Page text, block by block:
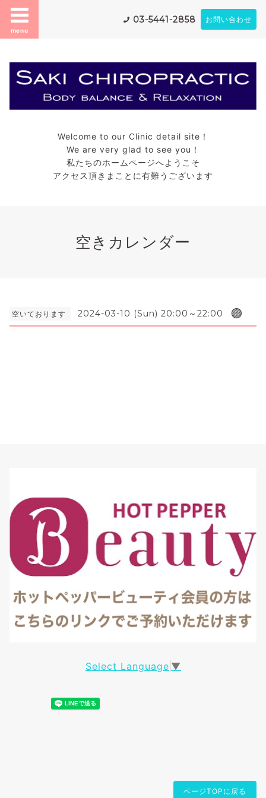
menu
03-5441-2858 お問い合わせ
Welcome to our Clinic detail site！
We are very glad to see you！
私たちのホームページへようこそ
アクセス頂きまことに有難うございます
空きカレンダー
空いております 2024-03-10 (Sun) 20:00～22:00 🟣
Select Language ▼
ページTOPに戻る